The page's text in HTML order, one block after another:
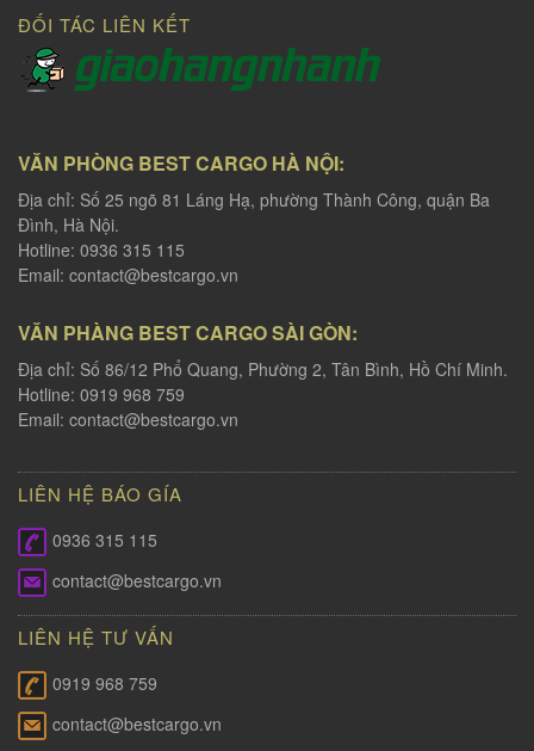
ĐỐI TÁC LIÊN KẾT
VĂN PHÒNG BEST CARGO HÀ NỘI:
Địa chỉ: Số 25 ngõ 81 Láng Hạ, phường Thành Công, quận Ba
Đình, Hà Nội.
Hotline: 0936 315 115
Email: contact@bestcargo.vn
VĂN PHÀNG BEST CARGO SÀI GÒN:
Địa chỉ: Số 86/12 Phổ Quang, Phường 2, Tân Bình, Hồ Chí Minh.
Hotline: 0919 968 759
Email: contact@bestcargo.vn
LIÊN HỆ BÁO GÍA
0936 315 115
contact@bestcargo.vn
LIÊN HỆ TƯ VẤN
0919 968 759
contact@bestcargo.vn